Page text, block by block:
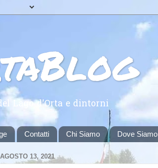
Lago d'Orta e dintorni
Contatti Chi Siamo Dove Siamo
13, 2021